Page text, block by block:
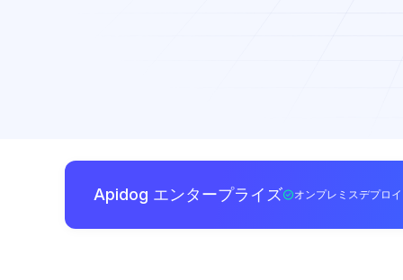
Apidog エンタープライズ オンプレミスデプロイ